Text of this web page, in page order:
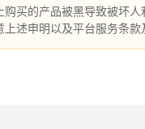
买的产品被黑导致被坏
述申明以及平台服务条款